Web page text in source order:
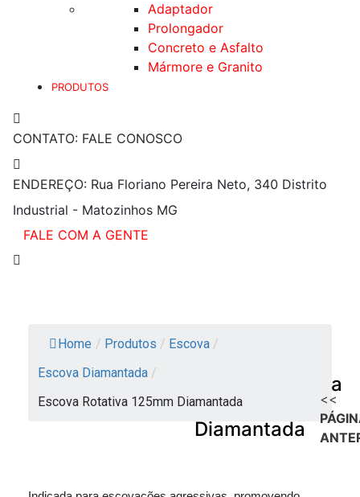
Adaptador
Prolongador
Concreto e Asfalto
Mármore e Granito
PRODUTOS
CONTATO: FALE CONOSCO
ENDEREÇO: Rua Floriano Pereira Neto, 340 Distrito
Industrial - Matozinhos MG
FALE COM A GENTE
Escova Rotativa
125mm
Diamantada
Home / Produtos / Escova /
Escova Diamantada /
Escova Rotativa 125mm Diamantada
<<